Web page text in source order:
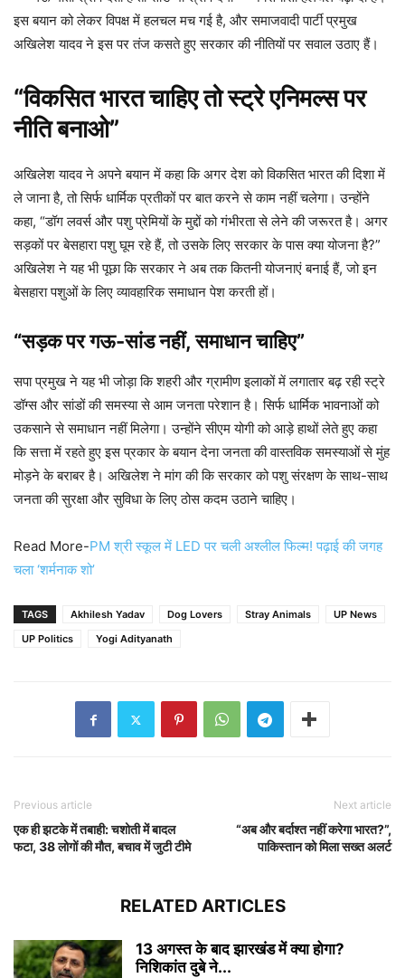
इस बयान को लेकर विपक्ष में हलचल मच गई है, और समाजवादी पार्टी प्रमुख
अखिलेश यादव ने इस पर तंज कसते हुए सरकार की नीतियों पर सवाल उठाए हैं।
“विकसित भारत चाहिए तो स्ट्रे एनिमल्स पर
नीति बनाओ”
अखिलेश यादव ने अपने बयान में कहा कि अगर देश को विकसित भारत की दिशा में
ले जाना है, तो सिर्फ धार्मिक प्रतीकों पर बात करने से काम नहीं चलेगा। उन्होंने
कहा, “डॉग लवर्स और पशु प्रेमियों के मुद्दों को गंभीरता से लेने की जरूरत है। अगर
सड़कों पर बेसहारा पशु घूम रहे हैं, तो उसके लिए सरकार के पास क्या योजना है?”
अखिलेश ने यह भी पूछा कि सरकार ने अब तक कितनी योजनाएं बनाई हैं, जो इन
बेसहारा पशुओं के लिए व्यावहारिक समाधान पेश करती हों।
“सड़क पर गऊ-सांड नहीं, समाधान चाहिए”
सपा प्रमुख ने यह भी जोड़ा कि शहरी और ग्रामीण इलाकों में लगातार बढ़ रही स्ट्रे
डॉग्स और सांडों की समस्या से आम जनता परेशान है। सिर्फ धार्मिक भावनाओं को
उकसाने से समाधान नहीं मिलेगा। उन्होंने सीएम योगी को आड़े हाथों लेते हुए कहा
कि सत्ता में रहते हुए इस प्रकार के बयान देना जनता की वास्तविक समस्याओं से मुंह
मोड़ने के बराबर है। अखिलेश ने मांग की कि सरकार को पशु संरक्षण के साथ-साथ
जनता की सुरक्षा और सुविधा के लिए ठोस कदम उठाने चाहिए।
Read More-PM श्री स्कूल में LED पर चली अश्लील फिल्म! पढ़ाई की जगह
चला ‘शर्मनाक शो’
TAGS Akhilesh Yadav Dog Lovers Stray Animals
UP News
UP Politics
Yogi Adityanath
Previous article
एक ही झटके में तबाही: चशोती में बादल
फटा, 38 लोगों की मौत, बचाव में जुटी टीमे
Next article
“अब और बर्दाश्त नहीं करेगा भारत?”,
पाकिस्तान को मिला सख्त अलर्ट
RELATED ARTICLES
13 अगस्त के बाद झारखंड में क्या होगा?
निशिकांत दुबे ने...